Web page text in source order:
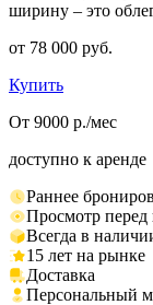
ширину – это
от 78 000 руб.
Купить
От 9000 р./мес
доступно к аренде
Раннее
Просмотр перед
Всегда в
15 лет на рынке
Доставка
Персональный